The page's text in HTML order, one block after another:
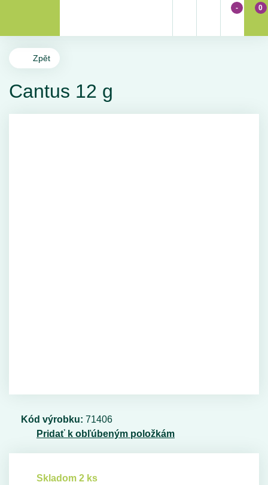
- 0
Zpět
Cantus 12 g
Kód výrobku: 71406
Pridať k obľúbeným položkám
Skladom 2 ks